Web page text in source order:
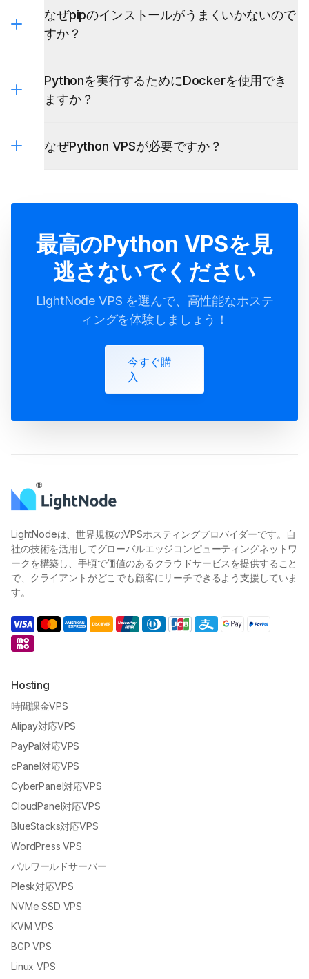
なぜpipのインストールがうまくいかないので
すか？
Pythonを実行するためにDockerを使用でき
ますか？
なぜPython VPSが必要ですか？
最高のPython VPSを見
逃さないでください
LightNode VPS を選んで、高性能なホステ
ィングを体験しましょう！
今すぐ購
入
LightNodeは、世界規模のVPSホスティングプロバイダーです。自
社の技術を活用してグローバルエッジコンピューティングネットワ
ークを構築し、手頃で価値のあるクラウドサービスを提供すること
で、クライアントがどこでも顧客にリーチできるよう支援していま
す。
Hosting
時間課金VPS
Alipay対応VPS
PayPal対応VPS
cPanel対応VPS
CyberPanel対応VPS
CloudPanel対応VPS
BlueStacks対応VPS
WordPress VPS
パルワールドサーバー
Plesk対応VPS
NVMe SSD VPS
KVM VPS
BGP VPS
Linux VPS